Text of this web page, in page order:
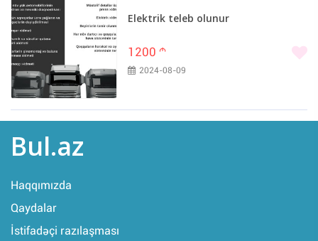
Elektrik teleb olunur
1200 m
2024-08-09
Bul.az
Haqqımızda
Qaydalar
İstifadəçi razılaşması